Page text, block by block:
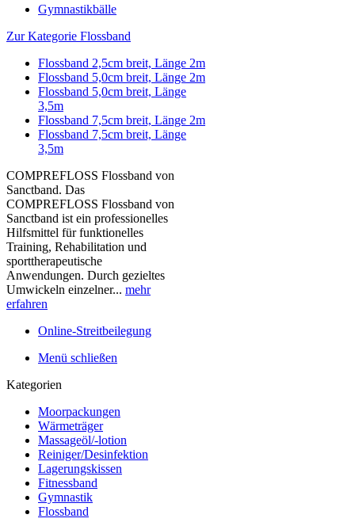
Gymnastikbälle
Zur Kategorie Flossband
Flossband 2,5cm breit, Länge 2m
Flossband 5,0cm breit, Länge 2m
Flossband 5,0cm breit, Länge
3,5m
Flossband 7,5cm breit, Länge 2m
Flossband 7,5cm breit, Länge
3,5m
COMPREFLOSS Flossband von
Sanctband. Das
COMPREFLOSS Flossband von
Sanctband ist ein professionelles
Hilfsmittel für funktionelles
Training, Rehabilitation und
sporttherapeutische
Anwendungen. Durch gezieltes
Umwickeln einzelner... mehr
erfahren
Online-Streitbeilegung
Menü schließen
Kategorien
Moorpackungen
Wärmeträger
Massageöl/-lotion
Reiniger/Desinfektion
Lagerungskissen
Fitnessband
Gymnastik
Flossband